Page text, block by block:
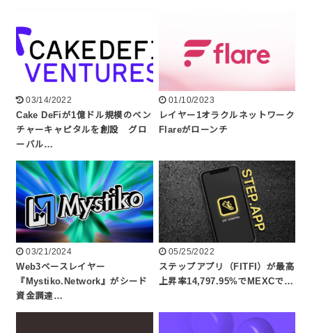
03/14/2022
Cake DeFiが1億ドル規模のベン
チャーキャピタルを創設 グロ
ーバル…
01/10/2023
レイヤー1オラクルネットワーク
Flareがローンチ
03/21/2024
Web3ベースレイヤー
『Mystiko.Network』がシード
資金調達…
05/25/2022
ステップアプリ（FITFI）が最高
上昇率14,797.95%でMEXCで…